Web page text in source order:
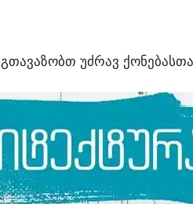
ᲒᲗᲐᲕᲐᲖᲝᲑᲗ ᲣᲫᲠᲐᲕ